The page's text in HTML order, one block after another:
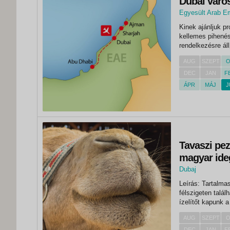
Egyesült Arab
Dubai
Kinek ajánljuk
kellemes
rendelkezésre
időben csak
kedvére fedezi...
AUG SZEPT
DEC
JAN
ÁPR
MÁJ
Tavaszi
magyar
Dubaj
Leírás:
félszigeten
ízelítőt kapunk
emeletéről,
AUG SZEPT